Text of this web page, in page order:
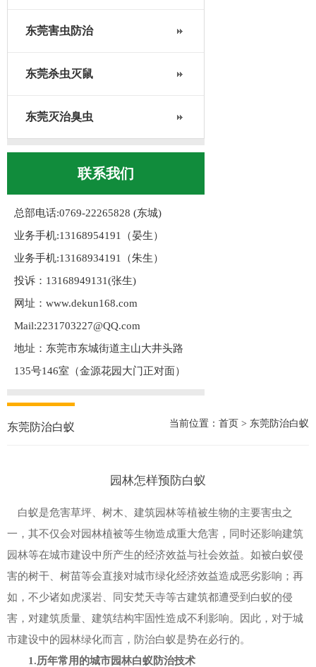
东莞害虫防治
东莞杀虫灭鼠
东莞灭治臭虫
联系我们
总部电话:0769-22265828 (东城)
业务手机:13168954191（晏生）
业务手机:13168934191（朱生）
投诉：13168949131(张生)
网址：www.dekun168.com
Mail:2231703227@QQ.com
地址：东莞市东城街道主山大井头路
135号146室（金源花园大门正对面）
东莞防治白蚁 当前位置： 首页 > 东莞防治白蚁
园林怎样预防白蚁
白蚁是危害草坪、树木、建筑园林等植被生物的主要害虫之
一，其不仅会对园林植被等生物造成重大危害，同时还影响建筑
园林等在城市建设中所产生的经济效益与社会效益。如被白蚁侵
害的树干、树苗等会直接对城市绿化经济效益造成恶劣影响；再
如，不少诸如虎溪岩、同安梵天寺等古建筑都遭受到白蚁的侵
害，对建筑质量、建筑结构牢固性造成不利影响。因此，对于城
市建设中的园林绿化而言，防治白蚁是势在必行的。
1.历年常用的城市园林白蚁防治技术